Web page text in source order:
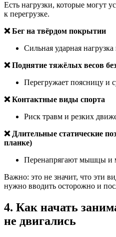
Есть нагрузки, которые могут
к перегрузке.
❌ Бег на твёрдом покрытии
Сильная ударная
❌ Поднятие тяжёлых весов
Перегружает поясницу и
❌ Контактные виды спорта
Риск травм и резких
❌ Длительные статические
планке)
Перенапрягают мышцы и
Важно: это не значит, что эти
нужно вводить осторожно и
4. Как начать
не двигались